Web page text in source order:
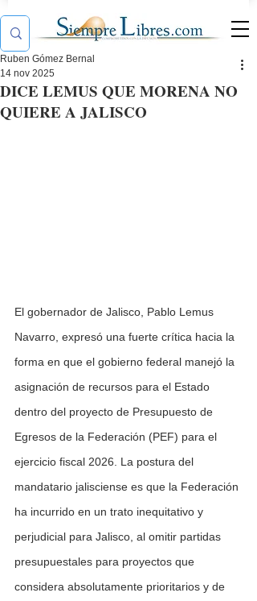
DICE LEMUS QUE MORENA NO
QUIERE A JALISCO
Ruben Gómez Bernal
14 nov 2025
El gobernador de Jalisco, Pablo Lemus
Navarro, expresó una fuerte crítica hacia la
forma en que el gobierno federal manejó la
asignación de recursos para el Estado
dentro del proyecto de Presupuesto de
Egresos de la Federación (PEF) para el
ejercicio fiscal 2026. La postura del
mandatario jalisciense es que la Federación
ha incurrido en un trato inequitativo y
perjudicial para Jalisco, al omitir partidas
presupuestales para proyectos que
considera absolutamente prioritarios y de